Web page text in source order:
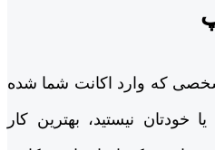
که وارد اکانت شما شده
خودتان نیستید، بهترین کار